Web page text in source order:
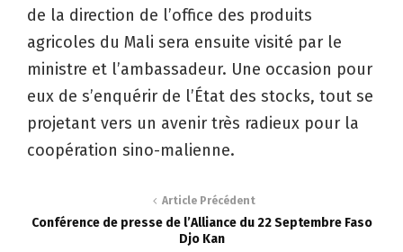
de la direction de l’office des produits
agricoles du Mali sera ensuite visité par le
ministre et l’ambassadeur. Une occasion pour
eux de s’enquérir de l’État des stocks, tout se
projetant vers un avenir très radieux pour la
coopération sino-malienne.
Article Précédent
Conférence de presse de l’Alliance du 22 Septembre Faso
Djo Kan